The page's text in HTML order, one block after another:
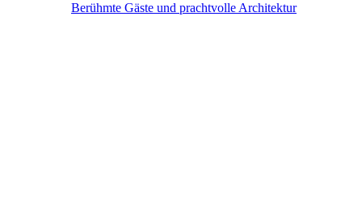
Berühmte Gäste und prachtvolle Architektur